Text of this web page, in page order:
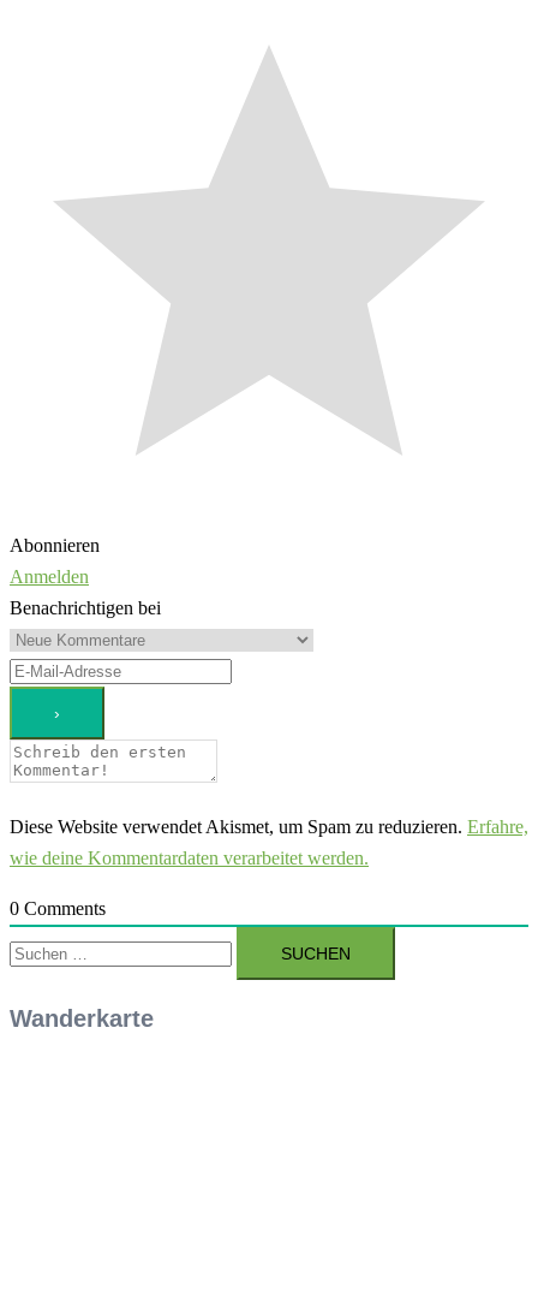
Abonnieren
Anmelden
Benachrichtigen bei
Diese Website verwendet Akismet, um Spam zu reduzieren. Erfahre,
wie deine Kommentardaten verarbeitet werden.
0 Comments
Suchen
nach:
Wanderkarte